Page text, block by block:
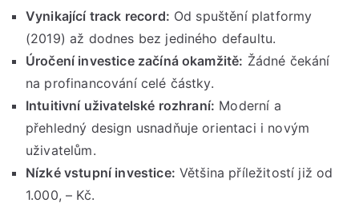
Vynikající track record: Od spuštění platformy
(2019) až dodnes bez jediného defaultu.
Úročení investice začíná okamžitě: Žádné čekání
na profinancování celé částky.
Intuitivní uživatelské rozhraní: Moderní a
přehledný design usnadňuje orientaci i novým
uživatelům.
Nízké vstupní investice: Většina příležitostí již od
1.000, – Kč.